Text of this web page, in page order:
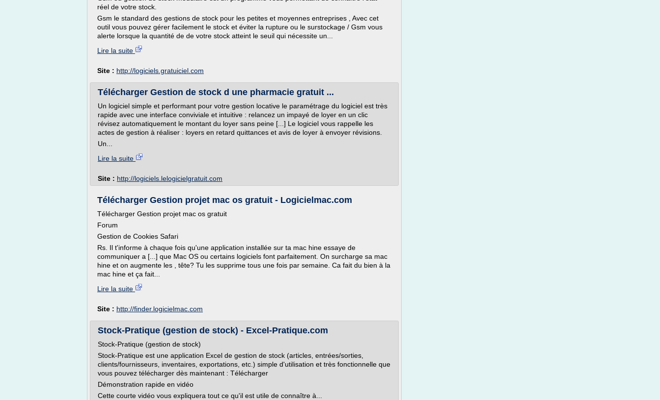
réel de votre stock.
Gsm le standard des gestions de stock pour les petites et moyennes entreprises , Avec cet
outil vous pouvez gérer facilement le stock et éviter la rupture ou le surstockage / Gsm vous
alerte lorsque la quantité de de votre stock atteint le seuil qui nécessite un...
Lire la suite
Site : http://logiciels.gratuiciel.com
Télécharger Gestion de stock d une pharmacie gratuit ...
Un logiciel simple et performant pour votre gestion locative le paramétrage du logiciel est très
rapide avec une interface conviviale et intuitive : relancez un impayé de loyer en un clic
révisez automatiquement le montant du loyer sans peine [...] Le logiciel vous rappelle les
actes de gestion à réaliser : loyers en retard quittances et avis de loyer à envoyer révisions.
Un...
Lire la suite
Site : http://logiciels.lelogicielgratuit.com
Télécharger Gestion projet mac os gratuit - Logicielmac.com
Télécharger Gestion projet mac os gratuit
Forum
Gestion de Cookies Safari
Rs. Il t'informe à chaque fois qu'une application installée sur ta mac hine essaye de
communiquer a [...] que Mac OS ou certains logiciels font parfaitement. On surcharge sa mac
hine et on augmente les , tête? Tu les supprime tous une fois par semaine. Ca fait du bien à la
mac hine et ça fait...
Lire la suite
Site : http://finder.logicielmac.com
Stock-Pratique (gestion de stock) - Excel-Pratique.com
Stock-Pratique (gestion de stock)
Stock-Pratique est une application Excel de gestion de stock (articles, entrées/sorties,
clients/fournisseurs, inventaires, exportations, etc.) simple d'utilisation et très fonctionnelle que
vous pouvez télécharger dès maintenant : Télécharger
Démonstration rapide en vidéo
Cette courte vidéo vous expliquera tout ce qu'il est utile de connaître à...